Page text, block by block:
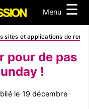
Menu ☰
sites et applications de
pour de pas
!
le 19 décembre